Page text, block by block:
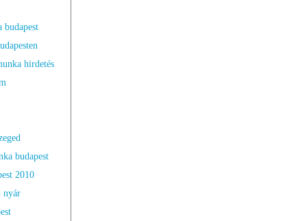
hirdetés
budapest
2010
nyár